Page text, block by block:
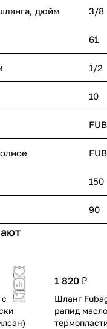
дюйм 3/8
61
1/2
10
150
90
1 820 ₽
Шланг
рапид